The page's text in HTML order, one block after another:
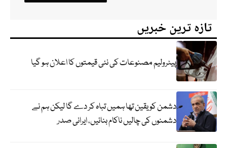
تازہ ترین خبریں
پیٹرولیم مصنوعات کی نئی قیمتوں کا اعلان ہو گیا
دشمن کو یقین تھا ہمیں تباہ کر دے گا لیکن ہم نے
دشمنوں کی چالیں ناکام بنائیں، ایرانی صدر